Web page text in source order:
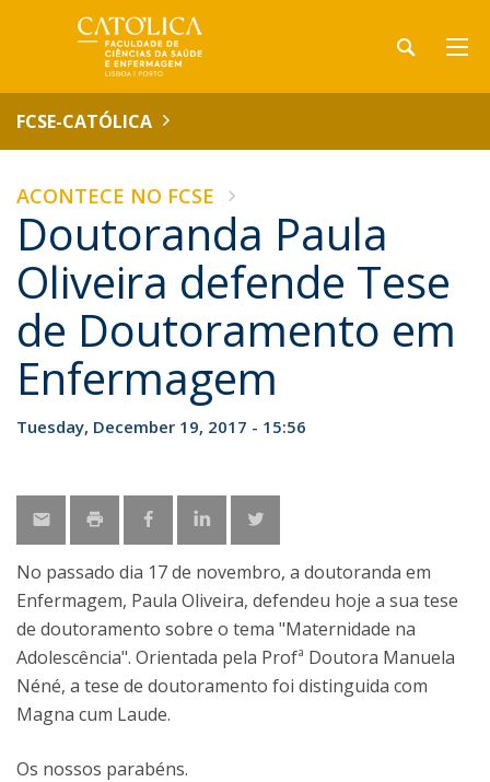
FCSE-CATÓLICA
ACONTECE NO FCSE
Doutoranda Paula
Oliveira defende Tese
de Doutoramento em
Enfermagem
Tuesday, December 19, 2017 - 15:56
No passado dia 17 de novembro, a doutoranda em
Enfermagem, Paula Oliveira, defendeu hoje a sua tese
de doutoramento sobre o tema "Maternidade na
Adolescência". Orientada pela Profª Doutora Manuela
Néné, a tese de doutoramento foi distinguida com
Magna cum Laude.
Os nossos parabéns.